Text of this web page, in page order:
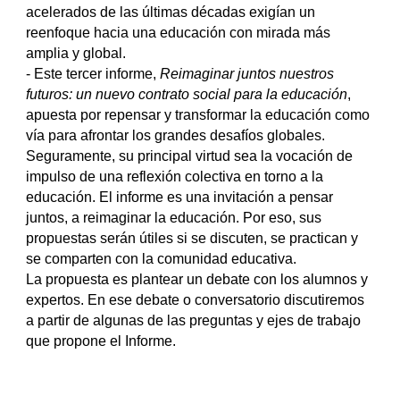
acelerados de las últimas décadas exigían un
reenfoque hacia una educación con mirada más
amplia y global.
- Este tercer informe,Reimaginar juntos nuestros
futuros: un nuevo contrato social para la educación,
apuesta por repensar y transformar la educación como
vía para afrontar los grandes desafíos globales.
Seguramente, su principal virtud sea la vocación de
impulso de una reflexión colectiva en torno a la
educación. El informe es una invitación a pensar
juntos, a reimaginar la educación. Por eso, sus
propuestas serán útiles si se discuten, se practican y
se comparten con la comunidad educativa.
La propuesta es plantear un debate con los alumnos y
expertos. En ese debate o conversatorio discutiremos
a partir de algunas de las preguntas y ejes de trabajo
que propone el Informe.